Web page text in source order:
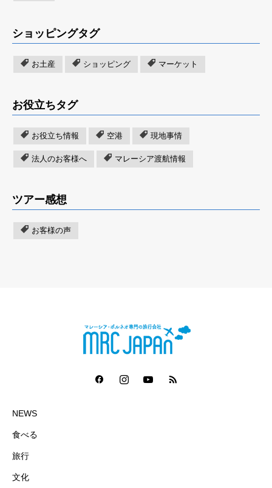
ショッピングタグ
お土産 ショッピング マーケット
お役立ちタグ
お役立ち情報 空港 現地事情
法人のお客様へ マレーシア渡航情報
ツアー感想
お客様の声
NEWS
食べる
旅行
文化